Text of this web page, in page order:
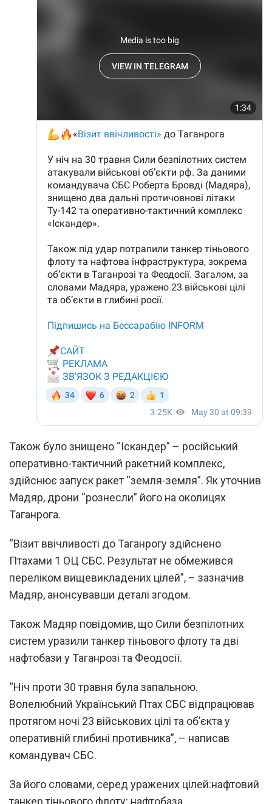
Також було знищено “Іскандер” – російський
оперативно-тактичний ракетний комплекс,
здійснює запуск ракет “земля-земля”. Як уточнив
Мадяр, дрони “рознесли” його на околицях
Таганрога.
“Візит ввічливості до Таганрогу здійснено
Птахами 1 ОЦ СБС. Результат не обмежився
переліком вищевикладених цілей”, – зазначив
Мадяр, анонсувавши деталі згодом.
Також Мадяр повідомив, що Сили безпілотних
систем уразили танкер тіньового флоту та дві
нафтобази у Таганрозі та Феодосії.
“Ніч проти 30 травня була запальною.
Волелюбний Український Птах СБС відпрацював
протягом ночі 23 військових цілі та об’єкта у
оперативній глибині противника”, – написав
командувач СБС.
За його словами, серед уражених цілей:нафтовий